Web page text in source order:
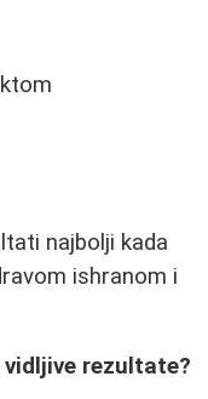
najbolji kada
ishranom i
rezultate?